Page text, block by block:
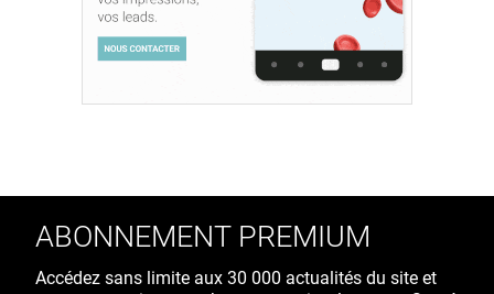
ABONNEMENT PREMIUM
Accédez sans limite aux 30 000 actualités du site et